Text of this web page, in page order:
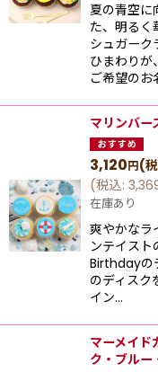
夏の青空に
た、明るく
シュガーク
ひまわりが
ご希望のお
マリンバ
3,120円(
(税込:
在庫あり
爽やかなラ
ンテイス
Birthdayの
のディスク
イン…
マーメイド
ク・ブルー